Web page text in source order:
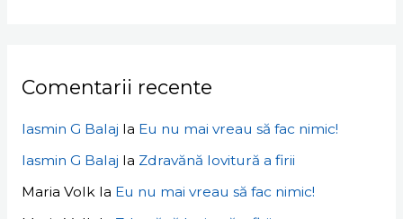
Comentarii recente
Iasmin G Balaj la Eu nu mai vreau să fac nimic!
Iasmin G Balaj la Zdravănă lovitură a firii
Maria Volkla Eu nu mai vreau să fac nimic!